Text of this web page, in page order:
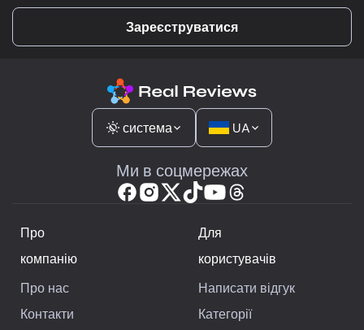
Зареєструватися
система UA
Ми в соцмережах
Про
компанію
Про нас
Контакти
Для
користувачів
Написати відгук
Категорії